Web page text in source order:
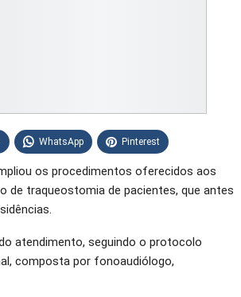
WhatsApp Pinterest
os procedimentos oferecidos aos
de traqueostomia de pacientes, que antes
atendimento, seguindo o protocolo
composta por fonoaudiólogo,